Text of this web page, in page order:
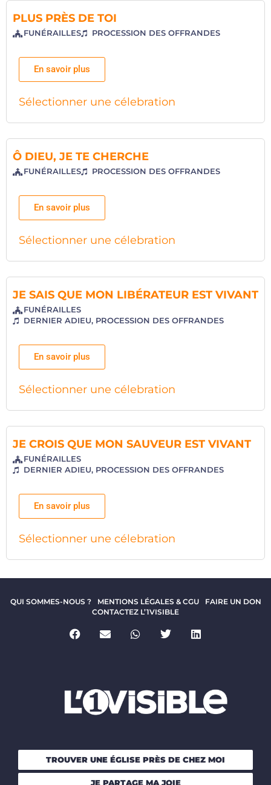
PLUS PRÈS DE TOI
FUNÉRAILLES PROCESSION DES OFFRANDES
En savoir plus
Sélectionner une célebration
Ô DIEU, JE TE CHERCHE
FUNÉRAILLES PROCESSION DES OFFRANDES
En savoir plus
Sélectionner une célebration
JE SAIS QUE MON LIBÉRATEUR EST VIVANT
FUNÉRAILLES
DERNIER ADIEU, PROCESSION DES OFFRANDES
En savoir plus
Sélectionner une célebration
JE CROIS QUE MON SAUVEUR EST VIVANT
FUNÉRAILLES
DERNIER ADIEU, PROCESSION DES OFFRANDES
En savoir plus
Sélectionner une célebration
QUI SOMMES-NOUS ? MENTIONS LÉGALES & CGU
FAIRE UN DON
CONTACTEZ L’1VISIBLE
TROUVER UNE ÉGLISE PRÈS DE CHEZ MOI
JE PARTAGE MA JOIE